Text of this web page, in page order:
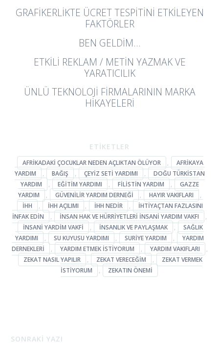
GRAFIKERLIKTE ÜCRET TESPITINI ETKILEYEN
FAKTÖRLER
BEN GELDIM…
ETKILI REKLAM / METIN YAZMAK VE
YARATICILIK
ÜNLÜ TEKNOLOJI FIRMALARININ MARKA
HIKAYELERI
ETİKETLER
AFRIKADAKI ÇOCUKLAR NEDEN AÇLIKTAN ÖLÜYOR ,
AFRIKAYA
YARDIM
, BAĞIŞ , ÇEYIZ SETI YARDIMI ,
DOĞU TÜRKISTAN
YARDIM
, EĞITIM YARDIMI , FILISTIN YARDIM ,
GAZZE
YARDIM
, GÜVENILIR YARDIM DERNEĞI , HAYIR VAKIFLARI
,
IHH
, IHH AÇILIMI , IHH NEDIR ,
IHTIYAÇTAN FAZLASINI
INFAK EDIN
, İNSAN HAK VE HÜRRIYETLERI İNSANI YARDIM VAKFI
,
INSANI YARDIM VAKFI
, INSANLIK VE PAYLAŞMAK ,
SAĞLIK
YARDIMI
, SU KUYUSU YARDIMI , SURIYE YARDIM ,
YARDIM
DERNEKLERI
, YARDIM ETMEK ISTIYORUM , YARDIM VAKIFLARI
,
ZEKAT NASIL YAPILIR
, ZEKAT VERECEĞIM ,
ZEKAT VERMEK
ISTIYORUM
, ZEKATIN ÖNEMI
SONRAKİ YAZI